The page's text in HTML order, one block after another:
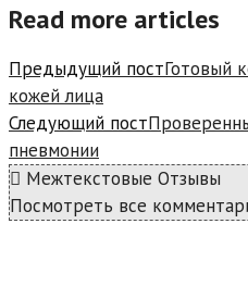
Read more articles
Предыдущий постГотовый
кожей лица
Следующий пост
пневмонии
Межтекстовые Отзывы
Посмотреть все